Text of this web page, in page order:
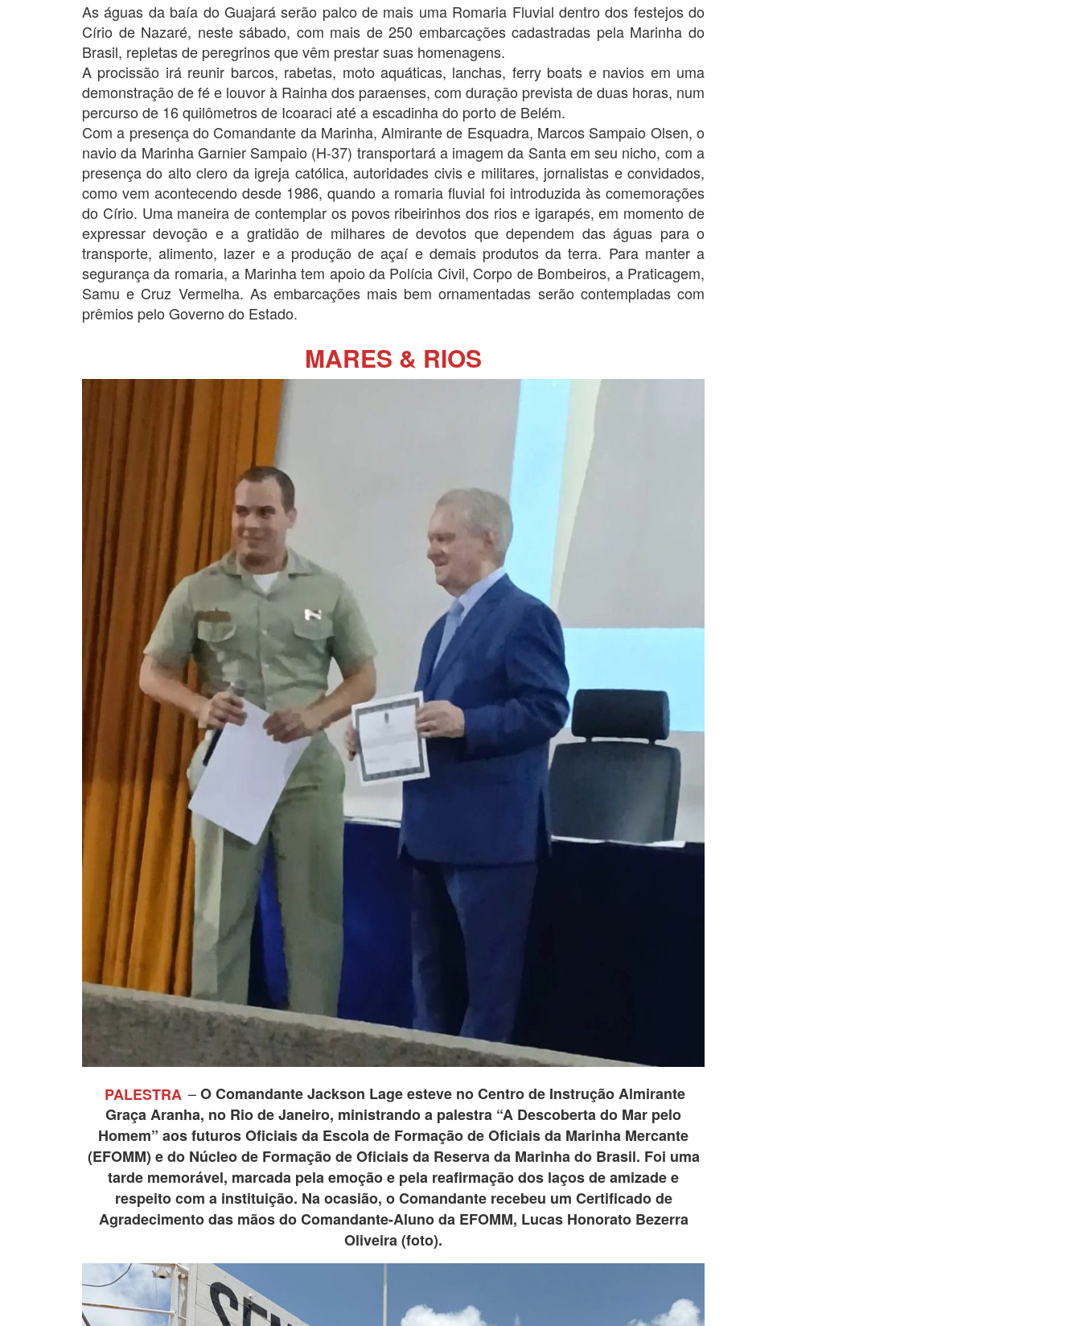
As águas da baía do Guajará serão palco de mais uma Romaria Fluvial dentro dos festejos do
Círio de Nazaré, neste sábado, com mais de 250 embarcações cadastradas pela Marinha do
Brasil, repletas de peregrinos que vêm prestar suas homenagens.
A procissão irá reunir barcos, rabetas, moto aquáticas, lanchas, ferry boats e navios em uma
demonstração de fé e louvor à Rainha dos paraenses, com duração prevista de duas horas, num
percurso de 16 quilômetros de Icoaraci até a escadinha do porto de Belém.
Com a presença do Comandante da Marinha, Almirante de Esquadra, Marcos Sampaio Olsen, o
navio da Marinha Garnier Sampaio (H-37) transportará a imagem da Santa em seu nicho, com a
presença do alto clero da igreja católica, autoridades civis e militares, jornalistas e convidados,
como vem acontecendo desde 1986, quando a romaria fluvial foi introduzida às comemorações
do Círio. Uma maneira de contemplar os povos ribeirinhos dos rios e igarapés, em momento de
expressar devoção e a gratidão de milhares de devotos que dependem das águas para o
transporte, alimento, lazer e a produção de açaí e demais produtos da terra. Para manter a
segurança da romaria, a Marinha tem apoio da Polícia Civil, Corpo de Bombeiros, a Praticagem,
Samu e Cruz Vermelha. As embarcações mais bem ornamentadas serão contempladas com
prêmios pelo Governo do Estado.
MARES & RIOS
PALESTRA –O Comandante Jackson Lage esteve no Centro de Instrução Almirante
Graça Aranha, no Rio de Janeiro, ministrando a palestra “A Descoberta do Mar pelo
Homem” aos futuros Oficiais da Escola de Formação de Oficiais da Marinha Mercante
(EFOMM) e do Núcleo de Formação de Oficiais da Reserva da Marinha do Brasil. Foi uma
tarde memorável, marcada pela emoção e pela reafirmação dos laços de amizade e
respeito com a instituição. Na ocasião, o Comandante recebeu um Certificado de
Agradecimento das mãos do Comandante-Aluno da EFOMM, Lucas Honorato Bezerra
Oliveira (foto).